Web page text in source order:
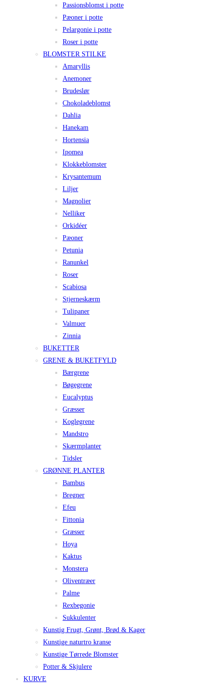
Passionsblomst i potte
Pæoner i potte
Pelargonie i potte
Roser i potte
BLOMSTER STILKE
Amaryllis
Anemoner
Brudeslør
Chokoladeblomst
Dahlia
Hanekam
Hortensia
Ipomea
Klokkeblomster
Krysantemum
Liljer
Magnolier
Nelliker
Orkidéer
Pæoner
Petunia
Ranunkel
Roser
Scabiosa
Stjerneskærm
Tulipaner
Valmuer
Zinnia
BUKETTER
GRENE & BUKETFYLD
Bærgrene
Bøgegrene
Eucalyptus
Græsser
Koglegrene
Mandstro
Skærmplanter
Tidsler
GRØNNE PLANTER
Bambus
Bregner
Efeu
Fittonia
Græsser
Hoya
Kaktus
Monstera
Oliventræer
Palme
Rexbegonie
Sukkulenter
Kunstig Frugt, Grønt, Brød & Kager
Kunstige naturtro kranse
Kunstige Tørrede Blomster
Potter & Skjulere
KURVE